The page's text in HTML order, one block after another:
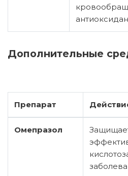
Дополнительные
Препарат
Омепразол